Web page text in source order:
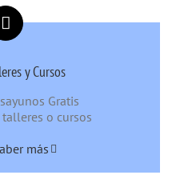
y Cursos
Gratis
o cursos
más